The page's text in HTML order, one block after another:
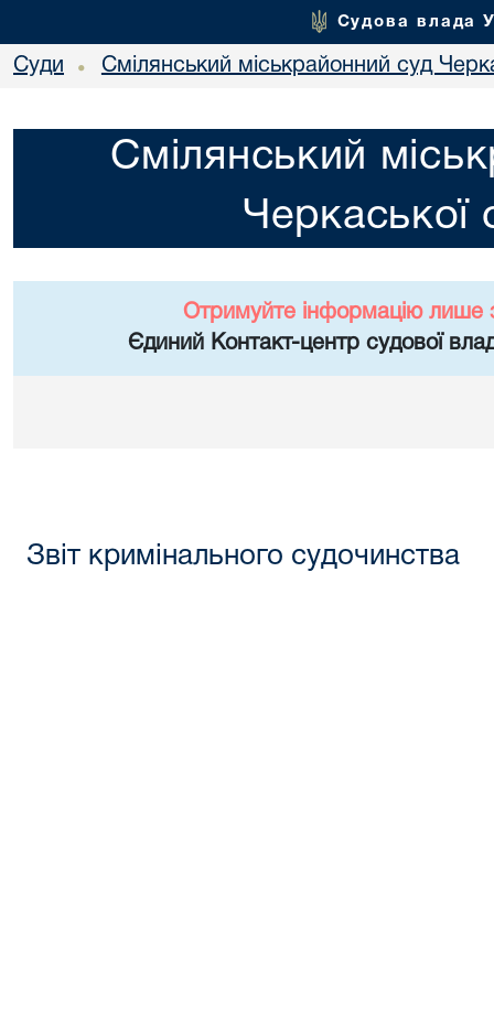
Судова влада
Суди • Смілянський міськрайонний суд
Смілянський
Черкаської
Отримуйте інформацію лише
Єдиний Контакт-центр судової
Звіт кримінального судочинства